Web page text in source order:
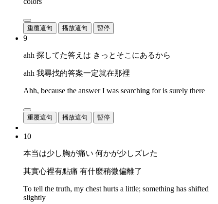
重覆這句 播放這句 暫停
9
ahh 探してた答えは きっとそこにあるから
ahh 我尋找的答案一定就在那裡
Ahh, because the answer I was searching for is surely there
重覆這句 播放這句 暫停
10
本当は少し胸が痛い 何かが少しズレた
其實心裡有點痛 有什麼稍微偏離了
To tell the truth, my chest hurts a little; something has shifted
slightly